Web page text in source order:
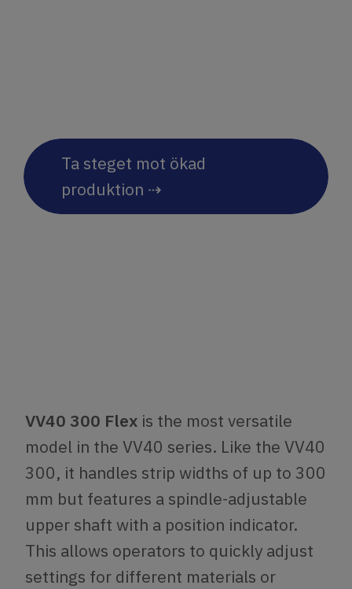
Ta steget mot ökad
produktion ⇢
VV40 300 Flex is the most versatile
model in the VV40 series. Like the VV40
300, it handles strip widths of up to 300
mm but features a spindle-adjustable
upper shaft with a position indicator.
This allows operators to quickly adjust
settings for different materials or